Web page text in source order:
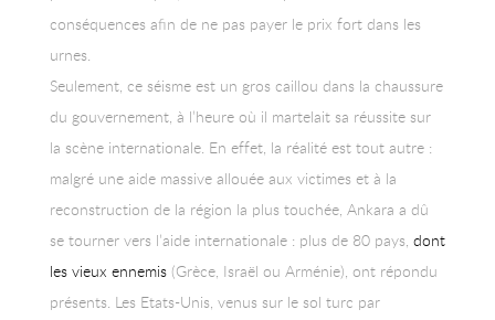
conséquences afin de ne pas payer le prix fort dans les
urnes.
Seulement, ce séisme est un gros caillou dans la chaussure
du gouvernement, à l’heure où il martelait sa réussite sur
la scène internationale. En effet, la réalité est tout autre :
malgré une aide massive allouée aux victimes et à la
reconstruction de la région la plus touchée, Ankara a dû
se tourner vers l’aide internationale : plus de 80 pays, dont
les vieux ennemis(Grèce, Israël ou Arménie), ont répondu
présents. Les Etats-Unis, venus sur le sol turc par